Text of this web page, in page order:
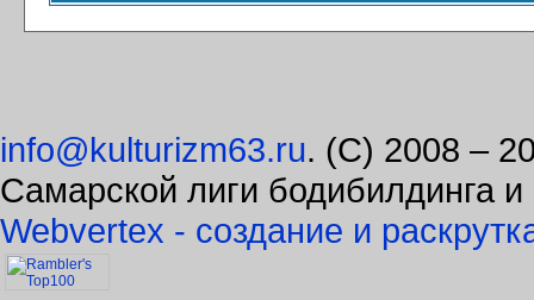
info@kulturizm63.ru. (C) 2008 –
Самарской лиги бодибилдинга
Webvertex - создание и